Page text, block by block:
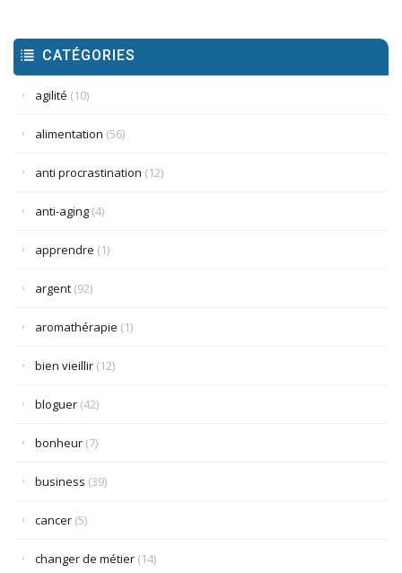
CATÉGORIES
agilité (10)
alimentation (56)
anti procrastination (12)
anti-aging (4)
apprendre (1)
argent (92)
aromathérapie (1)
bien vieillir (12)
bloguer (42)
bonheur (7)
business (39)
cancer (5)
changer de métier (14)